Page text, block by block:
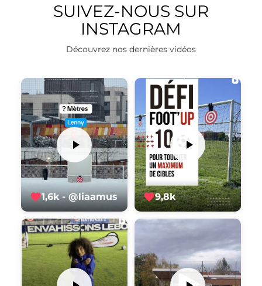
SUIVEZ-NOUS SUR
INSTAGRAM
Découvrez nos dernières vidéos
1,6k - @liaamus 9,8k